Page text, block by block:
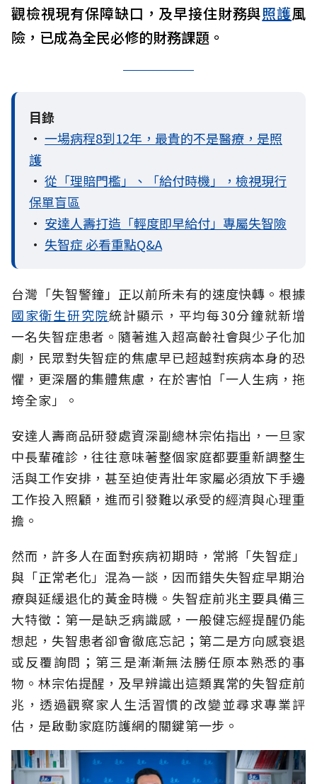
觀檢視現有保障缺口，及早接住財務與照護風
險，已成為全民必修的財務課題。
目錄
• 一場病程8到12年，最貴的不是醫療，是照
護
• 從「理賠門檻」、「給付時機」，檢視現行
保單盲區
• 安達人壽打造「輕度即早給付」專屬失智險
• 失智症 必看重點Q&A
台灣「失智警鐘」正以前所未有的速度快轉。根據
國家衛生研究院統計顯示，平均每30分鐘就新增
一名失智症患者。隨著進入超高齡社會與少子化加
劇，民眾對失智症的焦慮早已超越對疾病本身的恐
懼，更深層的集體焦慮，在於害怕「一人生病，拖
垮全家」。
安達人壽商品研發處資深副總林宗佑指出，一旦家
中長輩確診，往往意味著整個家庭都要重新調整生
活與工作安排，甚至迫使青壯年家屬必須放下手邊
工作投入照顧，進而引發難以承受的經濟與心理重
擔。
然而，許多人在面對疾病初期時，常將「失智症」
與「正常老化」混為一談，因而錯失失智症早期治
療與延緩退化的黃金時機。失智症前兆主要具備三
大特徵：第一是缺乏病識感，一般健忘經提醒仍能
想起，失智患者卻會徹底忘記；第二是方向感衰退
或反覆詢問；第三是漸漸無法勝任原本熟悉的事
物。林宗佑提醒，及早辨識出這類異常的失智症前
兆，透過觀察家人生活習慣的改變並尋求專業評
估，是啟動家庭防護網的關鍵第一步。